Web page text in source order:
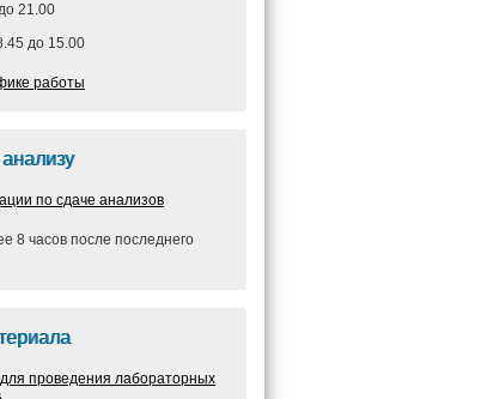
21.00
до 15.00
работы
по сдаче анализов
8 часов после последнего
для проведения лабораторных